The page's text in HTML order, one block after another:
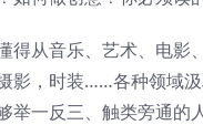
得从音乐、艺术、电影
影，时装……各种领域
举一反三、触类旁通的人